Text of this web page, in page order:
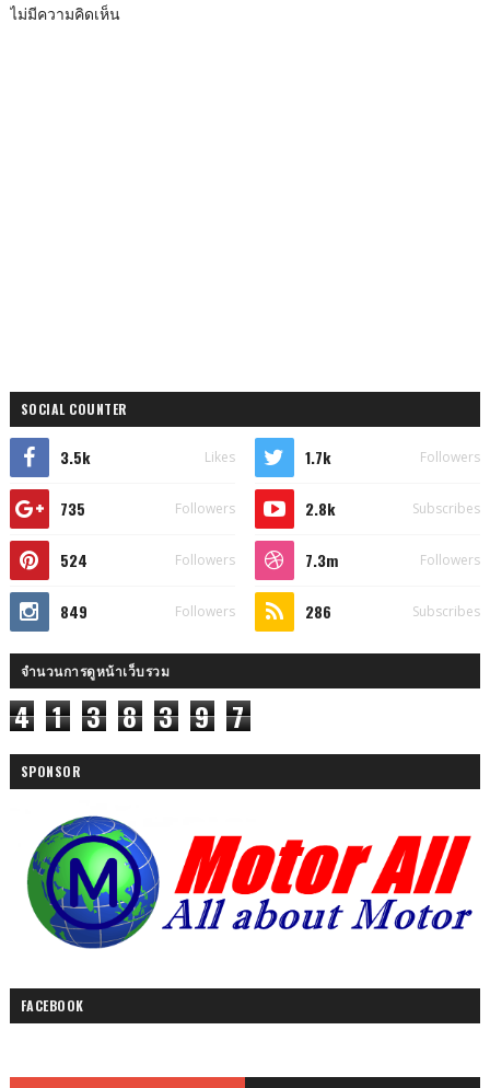
ไม่มีความคิดเห็น
SOCIAL COUNTER
3.5k Likes 1.7k Followers
735 Followers 2.8k Subscribes
524 Followers 7.3m Followers
849 Followers 286 Subscribes
จำนวนการดูหน้าเว็บรวม
4 1 3 8 3 9 7
SPONSOR
FACEBOOK